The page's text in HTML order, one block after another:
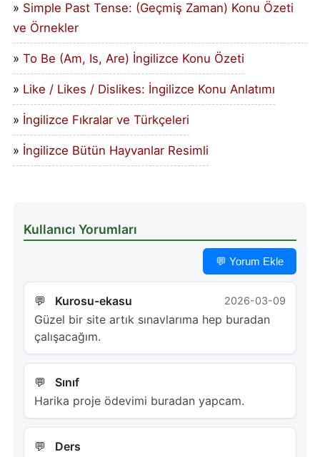
Simple Past Tense: (Geçmiş Zaman) Konu Özeti
ve Örnekler
To Be (Am, Is, Are) İngilizce Konu Özeti
Like / Likes / Dislikes: İngilizce Konu Anlatımı
İngilizce Fıkralar ve Türkçeleri
İngilizce Bütün Hayvanlar Resimli
Kullanıcı Yorumları
💬 Yorum Ekle
Kurosu-ekasu 2026-03-09
Güzel bir site artık sınavlarıma hep buradan
çalışacağım.
Sınıf
Harika proje ödevimi buradan yapcam.
Ders